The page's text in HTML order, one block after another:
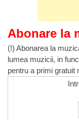
Abonare la
(!) Abonarea la
lumea muzicii, in
pentru a primi gratuit